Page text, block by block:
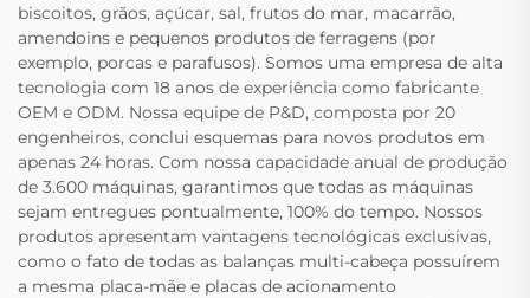
biscoitos, grãos, açúcar, sal, frutos do mar, macarrão,
amendoins e pequenos produtos de ferragens (por
exemplo, porcas e parafusos). Somos uma empresa de alta
tecnologia com 18 anos de experiência como fabricante
OEM e ODM. Nossa equipe de P&D, composta por 20
engenheiros, conclui esquemas para novos produtos em
apenas 24 horas. Com nossa capacidade anual de produção
de 3.600 máquinas, garantimos que todas as máquinas
sejam entregues pontualmente, 100% do tempo. Nossos
produtos apresentam vantagens tecnológicas exclusivas,
como o fato de todas as balanças multi-cabeça possuírem
a mesma placa-mãe e placas de acionamento